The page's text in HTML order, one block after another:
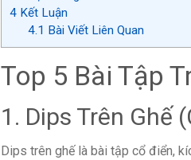
4 Kết Luận
4.1 Bài Viết Liên Quan
Top 5 Bài Tập
1. Dips Trên Ghế
Dips trên ghế là bài tập cổ điển,